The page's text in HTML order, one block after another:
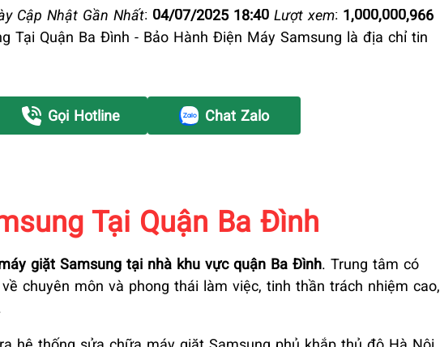
Cập Nhật Gần Nhất: 04/07/2025 18:40 Lượt xem: 1,000,000,966
Tại Quận Ba Đình - Bảo Hành Điện Máy Samsung là địa chỉ tin
Gọi Hotline Chat Zalo
Tại Quận Ba Đình
giặt Samsung tại nhà khu vực quận Ba Đình. Trung tâm có
chuyên môn và phong thái làm việc, tinh thần trách nhiệm cao,